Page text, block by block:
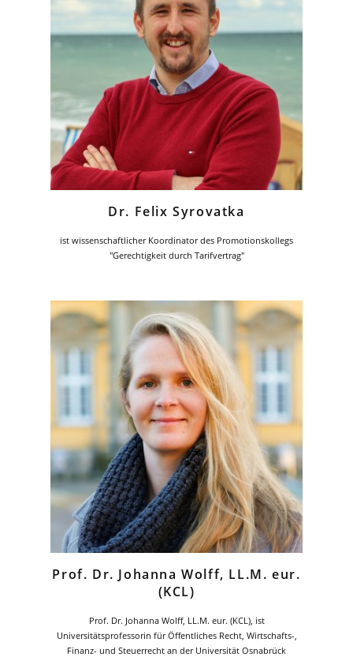
Dr. Felix Syrovatka
ist wissenschaftlicher Koordinator des Promotionskollegs
"Gerechtigkeit durch Tarifvertrag"
Prof. Dr. Johanna Wolff, LL.M. eur.
(KCL)
Prof. Dr. Johanna Wolff, LL.M. eur. (KCL), ist
Universitätsprofessorin für Öffentliches Recht, Wirtschafts-,
Finanz- und Steuerrecht an der Universität Osnabrück